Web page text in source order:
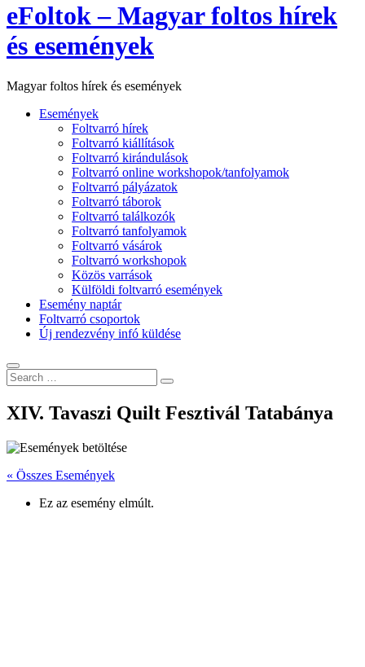
eFoltok – Magyar foltos hírek
és események
Magyar foltos hírek és események
Események
Foltvarró hírek
Foltvarró kiállítások
Foltvarró kirándulások
Foltvarró online workshopok/tanfolyamok
Foltvarró pályázatok
Foltvarró táborok
Foltvarró találkozók
Foltvarró tanfolyamok
Foltvarró vásárok
Foltvarró workshopok
Közös varrások
Külföldi foltvarró események
Esemény naptár
Foltvarró csoportok
Új rendezvény infó küldése
Search
for:
Search
XIV. Tavaszi Quilt Fesztivál Tatabánya
« Összes Események
Ez az esemény elmúlt.